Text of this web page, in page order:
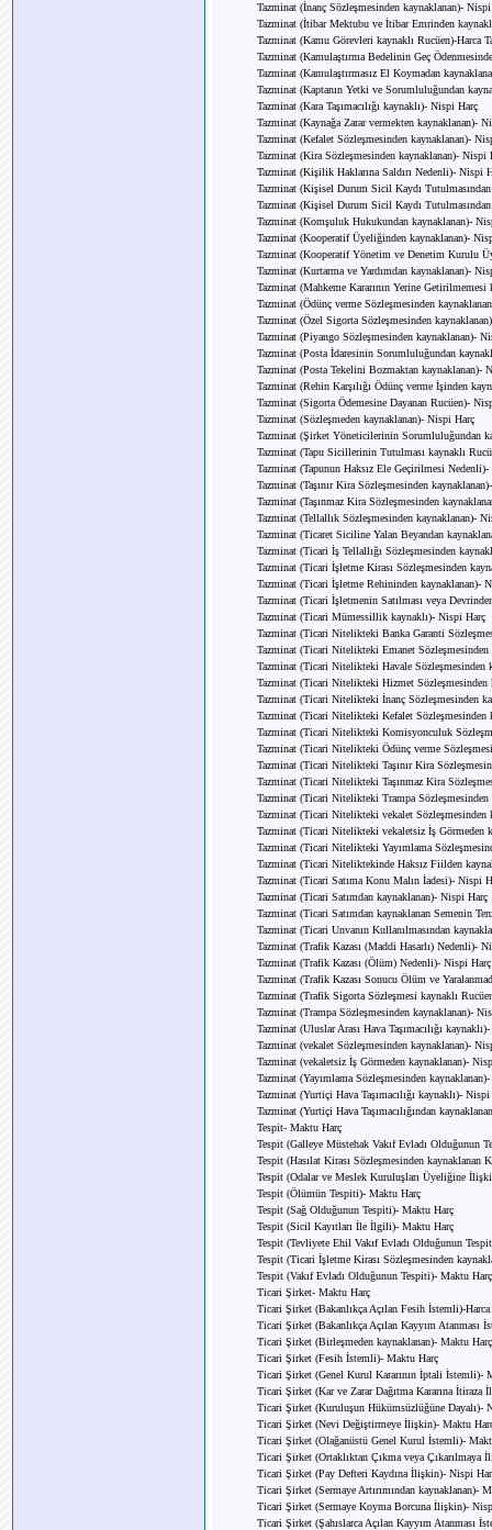
Tazminat (İnanç Sözleşmesinden kaynaklanan)-
Tazminat (İtibar Mektubu ve İtibar Emrinden
Tazminat (Kamu Görevleri kaynaklı Rucüen)-Harca
Tazminat (Kamulaştırma Bedelinin Geç
Tazminat (Kamulaştırmasız El Koymadan
Tazminat (Kaptanın Yetki ve Sorumluluğundan
Tazminat (Kara Taşımacılığı kaynaklı)- Nispi Harç
Tazminat (Kaynağa Zarar vermekten kaynaklanan)-
Tazminat (Kefalet Sözleşmesinden kaynaklanan)-
Tazminat (Kira Sözleşmesinden kaynaklanan)- Nispi
Tazminat (Kişilik Haklarına Saldırı Nedenli)- Nispi
Tazminat (Kişisel Durum Sicil Kaydı
Tazminat (Kişisel Durum Sicil Kaydı
Tazminat (Komşuluk Hukukundan kaynaklanan)-
Tazminat (Kooperatif Üyeliğinden kaynaklanan)-
Tazminat (Kooperatif Yönetim ve Denetim Kurulu
Tazminat (Kurtarma ve Yardımdan kaynaklanan)-
Tazminat (Mahkeme Kararının Yerine
Tazminat (Ödünç verme Sözleşmesinden
Tazminat (Özel Sigorta Sözleşmesinden
Tazminat (Piyango Sözleşmesinden kaynaklanan)-
Tazminat (Posta İdaresinin Sorumluluğundan
Tazminat (Posta Tekelini Bozmaktan kaynaklanan)-
Tazminat (Rehin Karşılığı Ödünç verme İşinden
Tazminat (Sigorta Ödemesine Dayanan Rucüen)-
Tazminat (Sözleşmeden kaynaklanan)- Nispi Harç
Tazminat (Şirket Yöneticilerinin Sorumluluğundan
Tazminat (Tapu Sicillerinin Tutulması kaynaklı
Tazminat (Tapunun Haksız Ele Geçirilmesi
Tazminat (Taşınır Kira Sözleşmesinden
Tazminat (Taşınmaz Kira Sözleşmesinden
Tazminat (Tellallık Sözleşmesinden kaynaklanan)-
Tazminat (Ticaret Siciline Yalan Beyandan
Tazminat (Ticari İş Tellallığı Sözleşmesinden
Tazminat (Ticari İşletme Kirası Sözleşmesinden
Tazminat (Ticari İşletme Rehininden kaynaklanan)-
Tazminat (Ticari İşletmenin Satılması veya
Tazminat (Ticari Mümessillik kaynaklı)- Nispi Harç
Tazminat (Ticari Nitelikteki Banka Garanti
Tazminat (Ticari Nitelikteki Emanet
Tazminat (Ticari Nitelikteki Havale Sözleşmesinden
Tazminat (Ticari Nitelikteki Hizmet Sözleşmesinden
Tazminat (Ticari Nitelikteki İnanç Sözleşmesinden
Tazminat (Ticari Nitelikteki Kefalet Sözleşmesinden
Tazminat (Ticari Nitelikteki Komisyonculuk
Tazminat (Ticari Nitelikteki Ödünç verme
Tazminat (Ticari Nitelikteki Taşınır Kira
Tazminat (Ticari Nitelikteki Taşınmaz Kira
Tazminat (Ticari Nitelikteki Trampa
Tazminat (Ticari Nitelikteki vekalet Sözleşmesinden
Tazminat (Ticari Nitelikteki vekaletsiz İş Görmeden
Tazminat (Ticari Nitelikteki Yayımlama
Tazminat (Ticari Niteliktekinde Haksız Fiilden
Tazminat (Ticari Satıma Konu Malın İadesi)- Nispi
Tazminat (Ticari Satımdan kaynaklanan)- Nispi Harç
Tazminat (Ticari Satımdan kaynaklanan Semenin
Tazminat (Ticari Unvanın Kullanılmasından
Tazminat (Trafik Kazası (Maddi Hasarlı) Nedenli)-
Tazminat (Trafik Kazası (Ölüm) Nedenli)- Nispi Harç
Tazminat (Trafik Kazası Sonucu Ölüm ve
Tazminat (Trafik Sigorta Sözleşmesi kaynaklı
Tazminat (Trampa Sözleşmesinden kaynaklanan)-
Tazminat (Uluslar Arası Hava Taşımacılığı
Tazminat (vekalet Sözleşmesinden kaynaklanan)-
Tazminat (vekaletsiz İş Görmeden kaynaklanan)-
Tazminat (Yayımlama Sözleşmesinden
Tazminat (Yurtiçi Hava Taşımacılığı kaynaklı)- Nispi
Tazminat (Yurtiçi Hava Taşımacılığından
Tespit- Maktu Harç
Tespit (Galleye Müstehak Vakıf Evladı Olduğunun
Tespit (Hasılat Kirası Sözleşmesinden kaynaklanan
Tespit (Odalar ve Meslek Kuruluşları Üyeliğine
Tespit (Ölümün Tespiti)- Maktu Harç
Tespit (Sağ Olduğunun Tespiti)- Maktu Harç
Tespit (Sicil Kayıtları İle İlgili)- Maktu Harç
Tespit (Tevliyete Ehil Vakıf Evladı Olduğunun
Tespit (Ticari İşletme Kirası Sözleşmesinden
Tespit (Vakıf Evladı Olduğunun Tespiti)- Maktu Harç
Ticari Şirket- Maktu Harç
Ticari Şirket (Bakanlıkça Açılan Fesih İstemli)-
Ticari Şirket (Bakanlıkça Açılan Kayyım Atanması
Ticari Şirket (Birleşmeden kaynaklanan)- Maktu Harç
Ticari Şirket (Fesih İstemli)- Maktu Harç
Ticari Şirket (Genel Kurul Kararının İptali İstemli)-
Ticari Şirket (Kar ve Zarar Dağıtma Kararına İtiraza
Ticari Şirket (Kuruluşun Hükümsüzlüğüne Dayalı)-
Ticari Şirket (Nevi Değiştirmeye İlişkin)- Maktu
Ticari Şirket (Olağanüstü Genel Kurul İstemli)-
Ticari Şirket (Ortaklıktan Çıkma veya Çıkarılmaya
Ticari Şirket (Pay Defteri Kaydına İlişkin)- Nispi
Ticari Şirket (Sermaye Artırımından kaynaklanan)-
Ticari Şirket (Sermaye Koyma Borcuna İlişkin)-
Ticari Şirket (Şahıslarca Açılan Kayyım Atanması